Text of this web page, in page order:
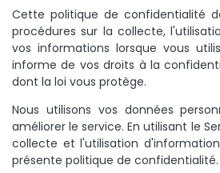
Cette politique de confidentialité
procédures sur la collecte,
vos informations lorsque vous
informe de vos droits à la
dont la loi vous protège.
Nous utilisons vos données
améliorer le service. En utilisant le
collecte et l'utilisation
présente politique de confidentialité.